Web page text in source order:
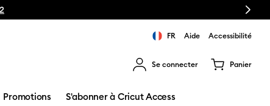
Next
FR Aide Accessibilité
Se connecter Panier
Promotions S'abonner à Cricut Access